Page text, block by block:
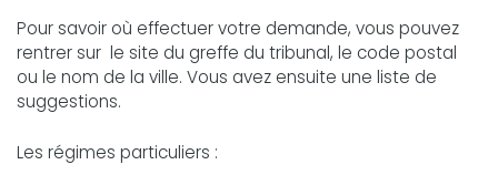
Pour savoir où effectuer votre demande, vous pouvez
rentrer sur le site du greffe du tribunal, le code postal
ou le nom de la ville. Vous avez ensuite une liste de
suggestions.
Les régimes particuliers :